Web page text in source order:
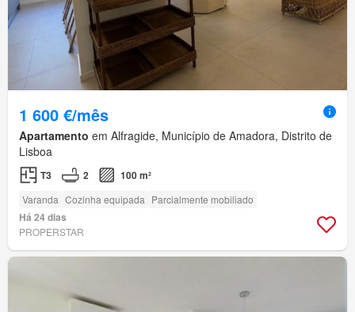
1 600 €/mês
Apartamento em Alfragide, Município de Amadora, Distrito de
Lisboa
T3 2 100 m²
Varanda Cozinha equipada Parcialmente mobiliado
Há 24 dias
PROPERSTAR